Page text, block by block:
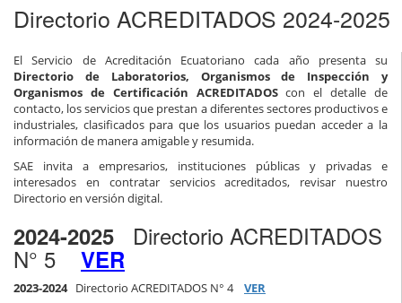
Directorio ACREDITADOS 2024-2025
El Servicio de Acreditación Ecuatoriano cada año presenta su
Directorio de Laboratorios, Organismos de Inspección y
Organismos de Certificación ACREDITADOScon el detalle de
contacto, los servicios que prestan a diferentes sectores productivos e
industriales, clasificados para que los usuarios puedan acceder a la
información de manera amigable y resumida.
SAE invita a empresarios, instituciones públicas y privadas e
interesados en contratar servicios acreditados, revisar nuestro
Directorio en versión digital.
2024-2025 Directorio ACREDITADOS
N° 5 VER
2023-2024 Directorio ACREDITADOS N° 4 VER